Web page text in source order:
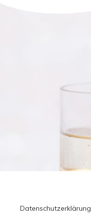
Datenschutzerklärung